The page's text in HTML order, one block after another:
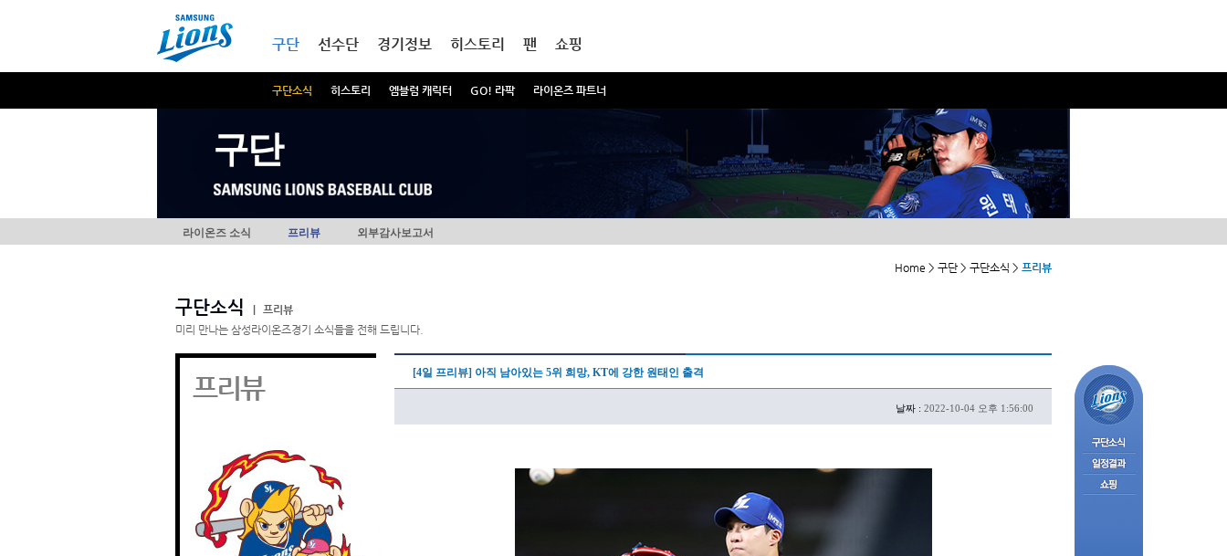
구단
구단소식 히스토리 엠블럼 캐릭터 GO! 라팍 라이온즈 파트너
선수단 경기정보 히스토리 팬 쇼핑
구단
라이온즈 소식 프리뷰 외부감사보고서
Home > 구단 > 구단소식 > 프리뷰
구단소식
프리뷰
미리 만나는 삼성라이온즈경기 소식들을 전해 드립니다.
프리뷰 [4일 프리뷰] 아직 남아있는 5위 희망, KT에 강한 원태인 출격
날짜 : 2022-10-04 오후 1:56:00